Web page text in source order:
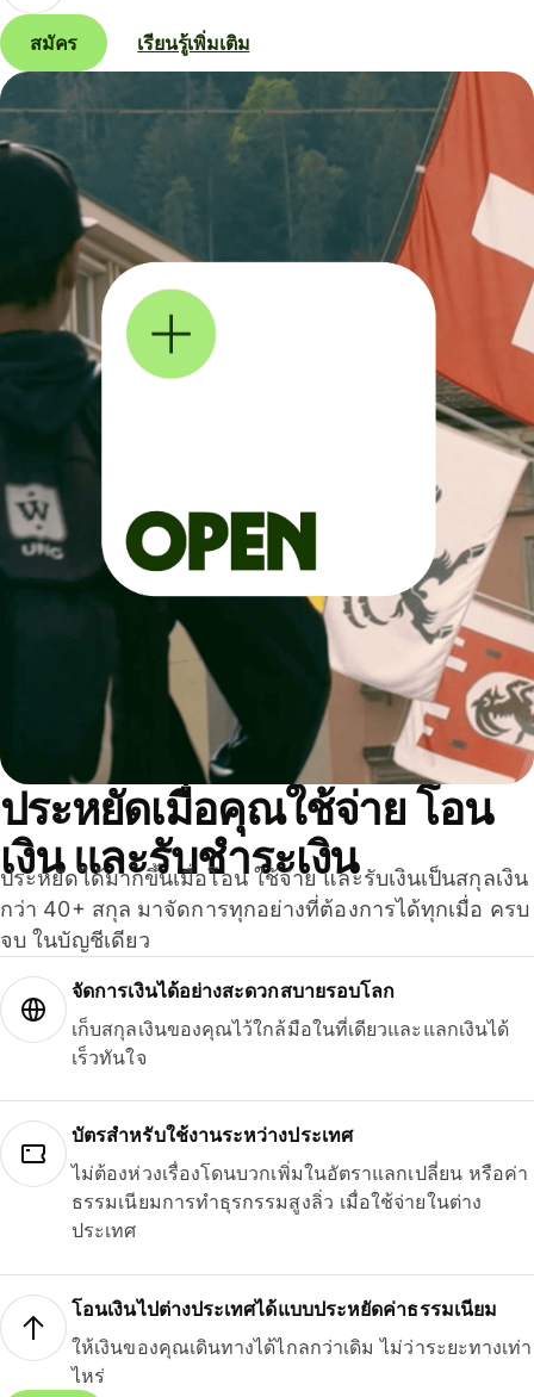
สมัคร เรียนรู้เพิ่มเติม
ประหยัดเมื่อคุณใช้จ่าย โอน
เงิน และรับชำระเงิน
ประหยัดได้มากขึ้นเมื่อโอน ใช้จ่าย และรับเงินเป็นสกุลเงิน
กว่า 40+ สกุล มาจัดการทุกอย่างที่ต้องการได้ทุกเมื่อ ครบ
จบ ในบัญชีเดียว
จัดการเงินได้อย่างสะดวกสบายรอบโลก
เก็บสกุลเงินของคุณไว้ใกล้มือในที่เดียวและแลกเงินได้
เร็วทันใจ
บัตรสำหรับใช้งานระหว่างประเทศ
ไม่ต้องห่วงเรื่องโดนบวกเพิ่มในอัตราแลกเปลี่ยน หรือค่า
ธรรมเนียมการทำธุรกรรมสูงลิ่ว เมื่อใช้จ่ายในต่าง
ประเทศ
โอนเงินไปต่างประเทศได้แบบประหยัดค่าธรรมเนียม
ให้เงินของคุณเดินทางได้ไกลกว่าเดิม ไม่ว่าระยะทางเท่า
ไหร่